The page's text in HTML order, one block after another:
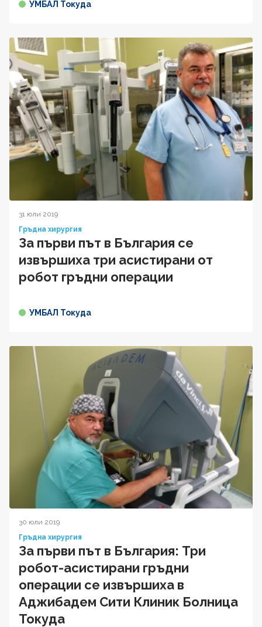
УМБАЛ Токуда
31 юли 2019
Гръдна хирургия
За първи път в България се
извършиха три асистирани от
робот гръдни операции
УМБАЛ Токуда
30 юли 2019
Гръдна хирургия
За първи път в България: Три
робот-асистирани гръдни
операции се извършиха в
Аджибадем Сити Клиник Болница
Токуда